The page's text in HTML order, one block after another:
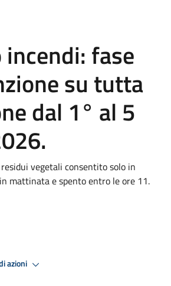
incendi: fase
su tutta
dal 1° al 5
vegetali consentito solo in
mattinata e spento entro le ore 11.
azioni